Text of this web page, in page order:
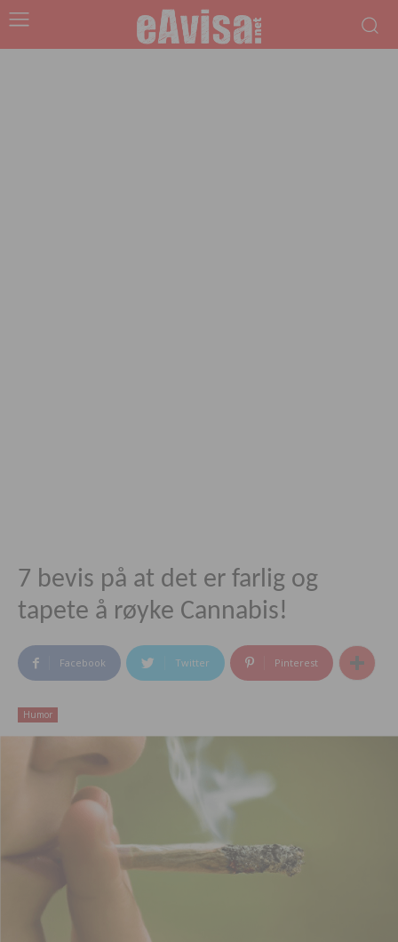
7 bevis på at det er farlig og
tapete å røyke Cannabis!
Facebook Twitter Pinterest
Humor